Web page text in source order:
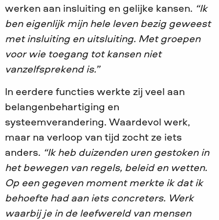
werken aan insluiting en gelijke kansen. “Ik
ben eigenlijk mijn hele leven bezig geweest
met insluiting en uitsluiting. Met groepen
voor wie toegang tot kansen niet
vanzelfsprekend is.”
In eerdere functies werkte zij veel aan
belangenbehartiging en
systeemverandering. Waardevol werk,
maar na verloop van tijd zocht ze iets
anders. “Ik heb duizenden uren gestoken in
het bewegen van regels, beleid en wetten.
Op een gegeven moment merkte ik dat ik
behoefte had aan iets concreters. Werk
waarbij je in de leefwereld van mensen